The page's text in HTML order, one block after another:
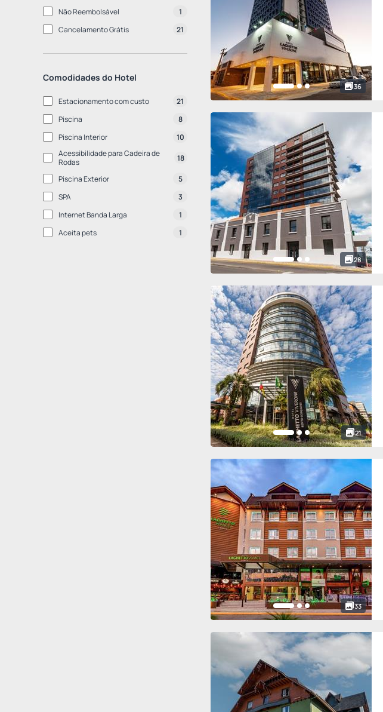
Não Reembolsável
1
Cancelamento Grátis
21
Comodidades do Hotel
Estacionamento com custo
21
Piscina
8
Piscina Interior
10
Acessibilidade para Cadeira de
Rodas
18
Piscina Exterior
5
SPA
3
Internet Banda Larga
1
Aceita pets
1
36
28
21
33